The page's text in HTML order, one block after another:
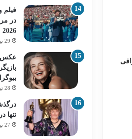
فیلم
در
2026
29 تیر 1405
عکس
28 تیر 1405
تنها در
27 تیر 1405